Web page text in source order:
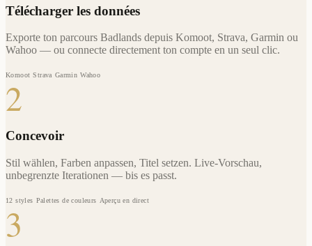
Télécharger les données
Exporte ton parcours Badlands depuis Komoot, Strava, Garmin ou
Wahoo — ou connecte directement ton compte en un seul clic.
Komoot Strava Garmin Wahoo
2
Concevoir
Stil wählen, Farben anpassen, Titel setzen. Live-Vorschau,
unbegrenzte Iterationen — bis es passt.
12 styles Palettes de couleurs Aperçu en direct
3